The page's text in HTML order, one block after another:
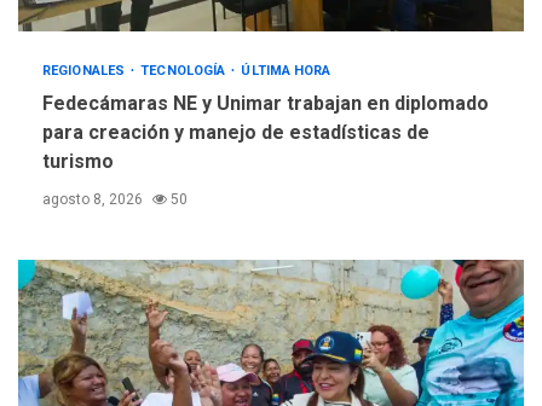
5
REGIONALES TECNOLOGÍA ÚLTIMA HORA
Fedecámaras NE y Unimar trabajan en diplomado
para creación y manejo de estadísticas de
turismo
agosto 8, 2026 50